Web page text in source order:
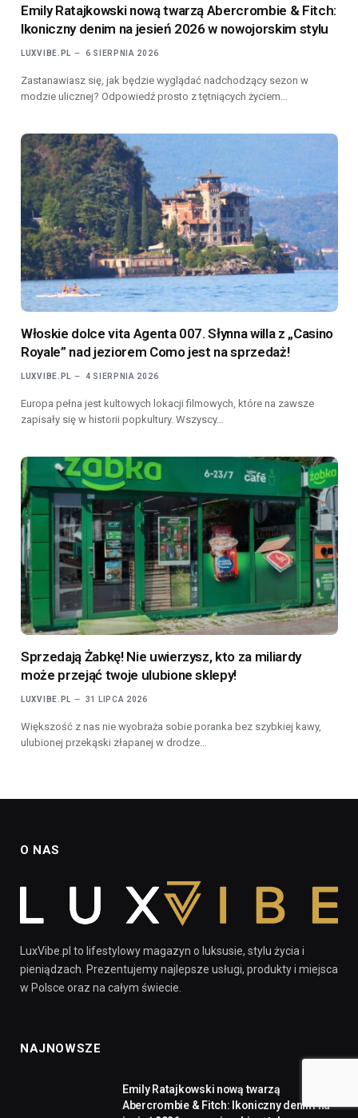
Emily Ratajkowski nową twarzą Abercrombie & Fitch:
Ikoniczny denim na jesień 2026 w nowojorskim stylu
LUXVIBE.PL 6 SIERPNIA 2026
Zastanawiasz się, jak będzie wyglądać nadchodzący sezon w
modzie ulicznej? Odpowiedź prosto z tętniących życiem…
Włoskie dolce vita Agenta 007. Słynna willa z „Casino
Royale” nad jeziorem Como jest na sprzedaż!
LUXVIBE.PL 4 SIERPNIA 2026
Europa pełna jest kultowych lokacji filmowych, które na zawsze
zapisały się w historii popkultury. Wszyscy…
Sprzedają Żabkę! Nie uwierzysz, kto za miliardy
może przejąć twoje ulubione sklepy!
LUXVIBE.PL 31 LIPCA 2026
Większość z nas nie wyobraża sobie poranka bez szybkiej kawy,
ulubionej przekąski złapanej w drodze…
O NAS
LuxVibe.pl to lifestylowy magazyn o luksusie, stylu życia i
pieniądzach. Prezentujemy najlepsze usługi, produkty i miejsca
w Polsce oraz na całym świecie.
NAJNOWSZE
Emily Ratajkowski nową twarzą
Abercrombie & Fitch: Ikoniczny denim na